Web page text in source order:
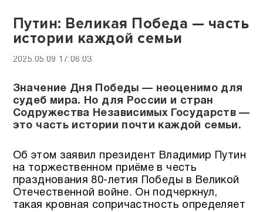
Путин: Великая Победа — часть
истории каждой семьи
2025.05.09 17:06:03
Значение Дня Победы — неоценимо для
судеб мира. Но для России и стран
Содружества Независимых Государств —
это часть истории почти каждой семьи.
Об этом заявил президент Владимир Путин
на торжественном приёме в честь
празднования 80-летия Победы в Великой
Отечественной войне. Он подчеркнул,
такая кровная сопричастность определяет